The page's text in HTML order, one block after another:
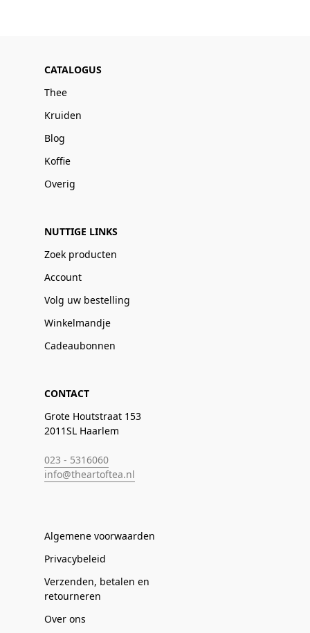
CATALOGUS
Thee
Kruiden
Blog
Koffie
Overig
NUTTIGE LINKS
Zoek producten
Account
Volg uw bestelling
Winkelmandje
Cadeaubonnen
CONTACT
Grote Houtstraat 153
2011SL Haarlem
023 - 5316060
info@theartoftea.nl
Algemene voorwaarden
Privacybeleid
Verzenden, betalen en
retourneren
Over ons